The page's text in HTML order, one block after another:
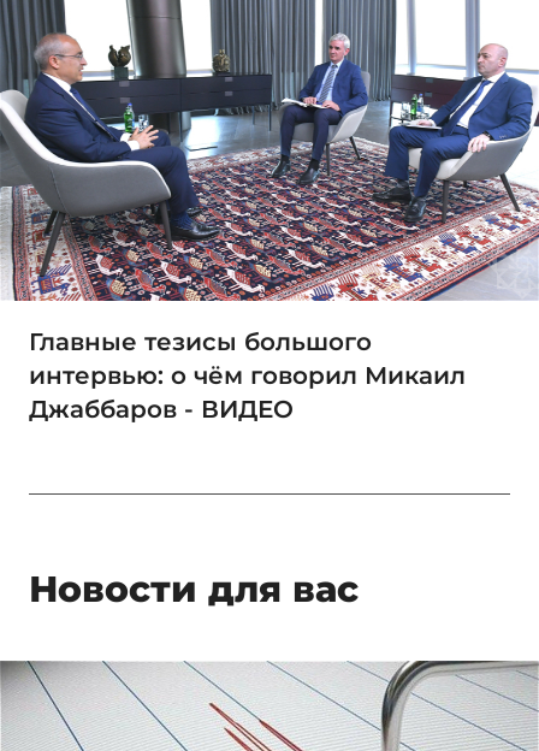
Главные тезисы большого
интервью: о чём говорил Микаил
Джаббаров - ВИДЕО
Новости для вас